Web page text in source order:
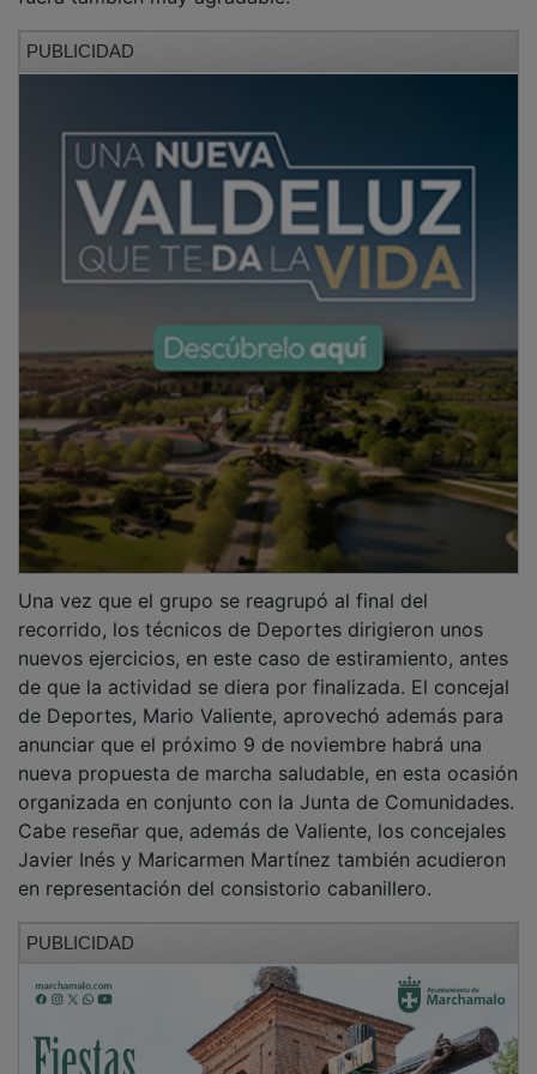
recorrido, los técnicos de Deportes dirigieron unos
nuevos ejercicios, en este caso de estiramiento, antes
de que la actividad se diera por finalizada. El concejal
de Deportes, Mario Valiente, aprovechó además para
anunciar que el próximo 9 de noviembre habrá una
nueva propuesta de marcha saludable, en esta ocasión
organizada en conjunto con la Junta de Comunidades.
Cabe reseñar que, además de Valiente, los concejales
Javier Inés y Maricarmen Martínez también acudieron
en representación del consistorio cabanillero.